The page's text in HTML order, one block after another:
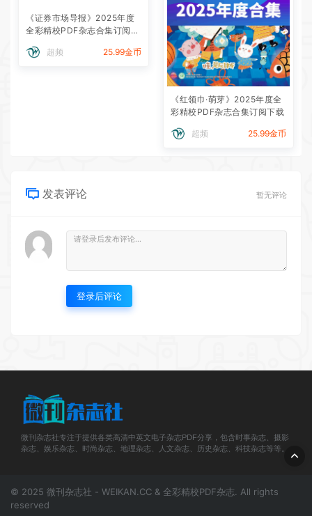
《证券市场导报》2025年度
全彩精校PDF杂志合集订阅下
超频
25.99金币
《红领巾·萌芽》2025年度全
彩精校PDF杂志合集订阅下载
超频 25.99金币
发表评论 暂无评论
登录后评论
微刊杂志社专注于提供各类高清中英文电子杂志PDF分享，包含时事杂志、摄影
杂志、娱乐杂志、时尚杂志、地理杂志、人文杂志、历史杂志、科技杂志等等。
© 2025 微刊杂志社 - WEIKAN.CC & 全彩精校PDF杂志. All rights
reserved